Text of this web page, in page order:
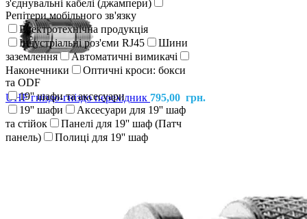
з'єднувальні кабелі (джампери)
Репітери мобільного зв'язку
Електротехнічна продукція
Індустріальні роз'єми RJ45
Шини
заземлення
Автоматичні вимикачі
Наконечники
Оптичні кроси: бокси
та ODF
19'' шафи та аксесуари
19'' шафи
Аксесуари для 19'' шаф
та стійок
Панелі для 19'' шаф (Патч
панель)
Полиці для 19'' шаф
UHF гніздо-гніздо перехідник 795,00 грн.